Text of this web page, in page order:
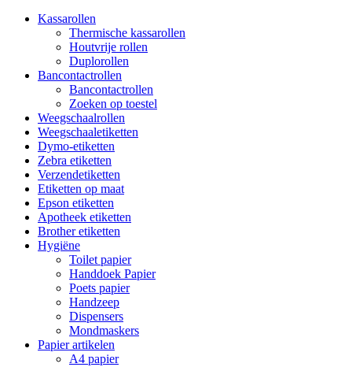
Kassarollen
Thermische kassarollen
Houtvrije rollen
Duplorollen
Bancontactrollen
Bancontactrollen
Zoeken op toestel
Weegschaalrollen
Weegschaaletiketten
Dymo-etiketten
Zebra etiketten
Verzendetiketten
Etiketten op maat
Epson etiketten
Apotheek etiketten
Brother etiketten
Hygiëne
Toilet papier
Handdoek Papier
Poets papier
Handzeep
Dispensers
Mondmaskers
Papier artikelen
A4 papier